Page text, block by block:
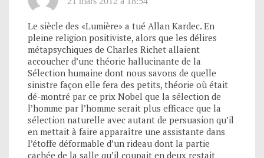
Le siècle des «Lumière» a tué Allan Kardec. En
pleine religion positiviste, alors que les délires
métapsychiques de Charles Richet allaient
accoucher d’une théorie hallucinante de la
Sélection humaine dont nous savons de quelle
sinistre façon elle fera des petits, théorie où était
dé-montré par ce prix Nobel que la sélection de
l’homme par l’homme serait plus efficace que la
sélection naturelle avec autant de persuasion qu’il
en mettait à faire apparaître une assistante dans
l’étoffe déformable d’un rideau dont la partie
cachée de la salle qu’il coupait en deux restait